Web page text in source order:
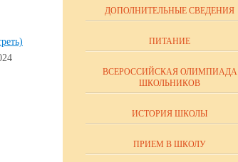
ДОПОЛНИТЕЛЬНЫЕ СВЕДЕНИЯ
ПИТАНИЕ
ВСЕРОССИЙСКАЯ ОЛИМПИАДА
ШКОЛЬНИКОВ
ИСТОРИЯ ШКОЛЫ
ПРИЕМ В ШКОЛУ